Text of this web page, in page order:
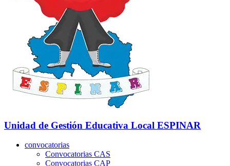
Unidad de Gestión Educativa Local ESPINAR
convocatorias
Convocatorias CAS
Convocatorias CAP